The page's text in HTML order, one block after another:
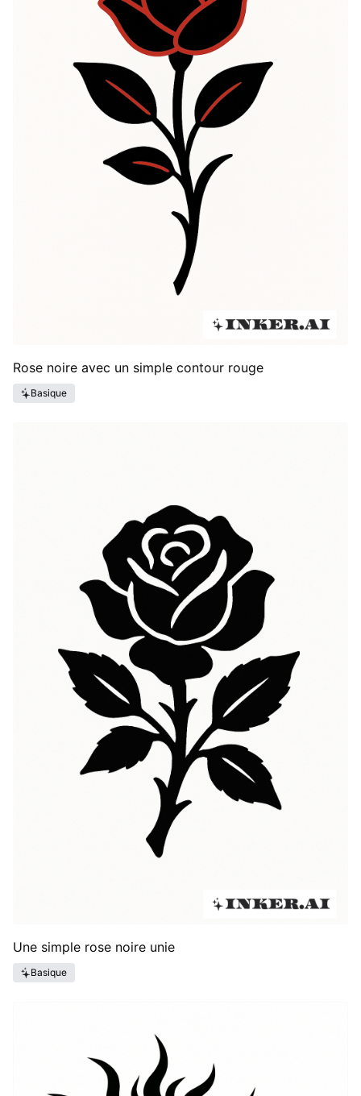
Rose noire avec un simple contour rouge
Basique
Une simple rose noire unie
Basique